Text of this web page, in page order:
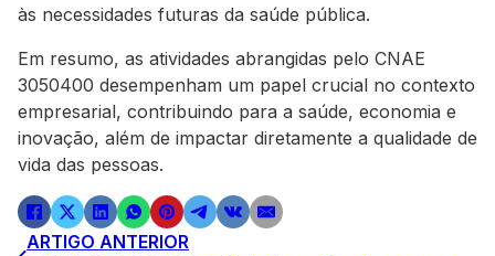
às necessidades futuras da saúde pública.
Em resumo, as atividades abrangidas pelo CNAE
3050400 desempenham um papel crucial no contexto
empresarial, contribuindo para a saúde, economia e
inovação, além de impactar diretamente a qualidade de
vida das pessoas.
ARTIGO ANTERIOR